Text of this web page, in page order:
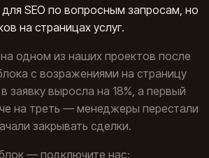
SEO по вопросным запросам, но
на страницах услуг.
одном из наших проектов после
с возражениями на страницу
заявку выросла на 18%, а первый
на треть — менеджеры перестали
закрывать сделки.
— подключите нас: